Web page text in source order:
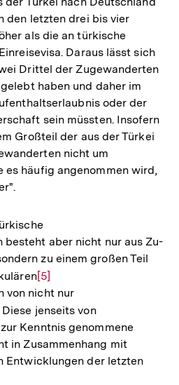
den letzten drei bis vier
als die an türkische
Daraus lässt sich
Drittel der Zugewanderten
haben und daher im
oder der
sein müssten. Insofern
Großteil der aus der Türkei
nicht um
es häufig angenommen wird,
besteht aber nicht nur aus Zu-
zu einem großen Teil
Zur
Auflösung
der
Fußnote
[5]
von nicht nur
Diese jenseits von
Kenntnis genommene
in Zusammenhang mit
Entwicklungen der letzten